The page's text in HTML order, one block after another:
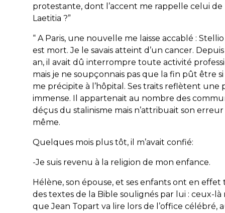
protestante, dont l’accent me rappelle celui de
Laetitia ?”
“ A Paris, une nouvelle me laisse accablé :
est mort. Je le savais atteint d’un cancer.
an, il avait dû interrompre toute activité
mais je ne soupçonnais pas que la fin pût être
me précipite à l’hôpital. Ses traits reflètent une
immense. Il appartenait au nombre des
déçus du stalinisme mais n’attribuait son erreur
même.
Quelques mois plus tôt, il m’avait confié:
-Je suis revenu à la religion de mon enfance.
Hélène, son épouse, et ses enfants ont en
des textes de la Bible soulignés par lui : ceux-là
que Jean Topart va lire lors de l’office célébré,